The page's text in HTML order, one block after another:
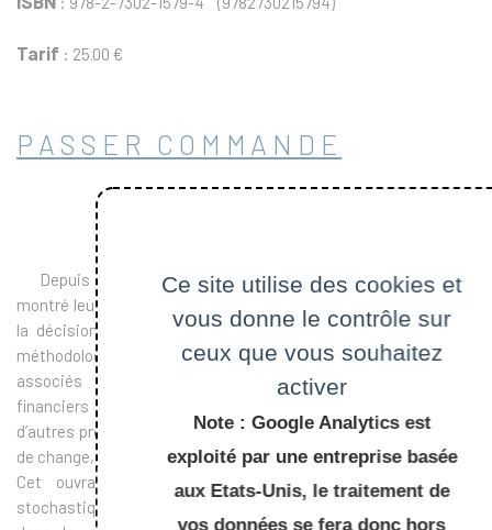
Tarif : 25.00 €
PASSER COMMANDE
Depuis 40 ans, les outils mathématiques probabilistes ont
montré leur rôle central dans le développement d’outils d’aide à
la décision pour les marchés financiers. Ils offrent un cadre
méthodologique robuste de modélisation et calcul des risques
associés aux produits dérivés, ces fameux instruments
financiers qui dépendent de manière plus ou moins complexe
d’autres produits financiers plus simples (actions, indices, taux
de change, taux d’intérêt, matières premières ...).
Cet ouvrage se veut être une introduction aux outils
stochastiques de la finance de marché, et à leurs utilisations
Ce site utilise des cookies et
vous donne le contrôle sur
ceux que vous souhaitez
activer
Note : Google Analytics est
exploité par une entreprise basée
aux Etats-Unis, le traitement de
vos données se fera donc hors